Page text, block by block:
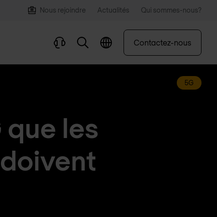
Nous rejoindre Actualités Qui sommes-nous?
Contactez-nous
5G
les